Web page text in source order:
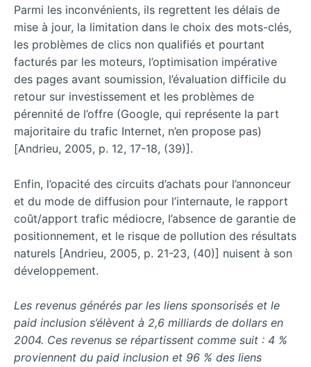
Parmi les inconvénients, ils regrettent les délais de
mise à jour, la limitation dans le choix des mots-clés,
les problèmes de clics non qualifiés et pourtant
facturés par les moteurs, l’optimisation impérative
des pages avant soumission, l’évaluation difficile du
retour sur investissement et les problèmes de
pérennité de l’offre (Google, qui représente la part
majoritaire du trafic Internet, n’en propose pas)
[Andrieu, 2005, p. 12, 17-18, (39)].
Enfin, l’opacité des circuits d’achats pour l’annonceur
et du mode de diffusion pour l’internaute, le rapport
coût/apport trafic médiocre, l’absence de garantie de
positionnement, et le risque de pollution des résultats
naturels [Andrieu, 2005, p. 21-23, (40)] nuisent à son
développement.
Les revenus générés par les liens sponsorisés et le
paid inclusion s’élèvent à 2,6 milliards de dollars en
2004. Ces revenus se répartissent comme suit : 4 %
proviennent du paid inclusion et 96 % des liens